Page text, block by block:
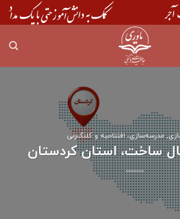
,مدرسه‌سازی، افتتاحیه و کلنگ‌زنی
ساخت، استان کردستان